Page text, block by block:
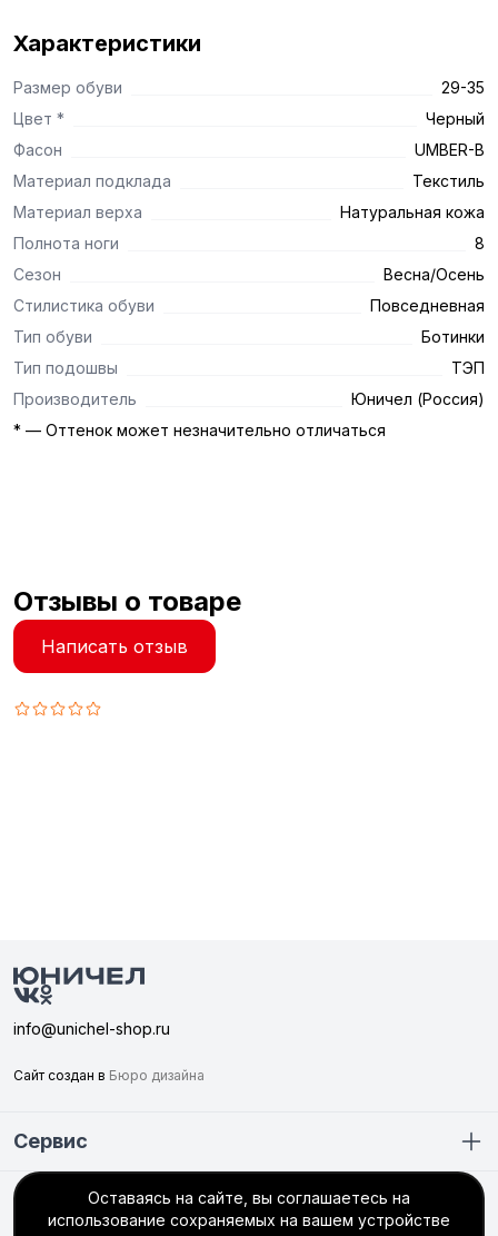
Характеристики
Размер обуви
29-35
Цвет *
Черный
Фасон
UMBER-B
Материал подклада
Текстиль
Материал верха
Натуральная кожа
Полнота ноги
8
Сезон
Весна/Осень
Стилистика обуви
Повседневная
Тип обуви
Ботинки
Тип подошвы
ТЭП
Производитель
Юничел (Россия)
* — Оттенок может незначительно отличаться
Отзывы о товаре
Написать отзыв
info@unichel-shop.ru
Сайт создан в Бюро дизайна
Сервис
ПокупателюОставаясь на сайте, вы соглашаетесь на
использование сохраняемых на вашем устройстве